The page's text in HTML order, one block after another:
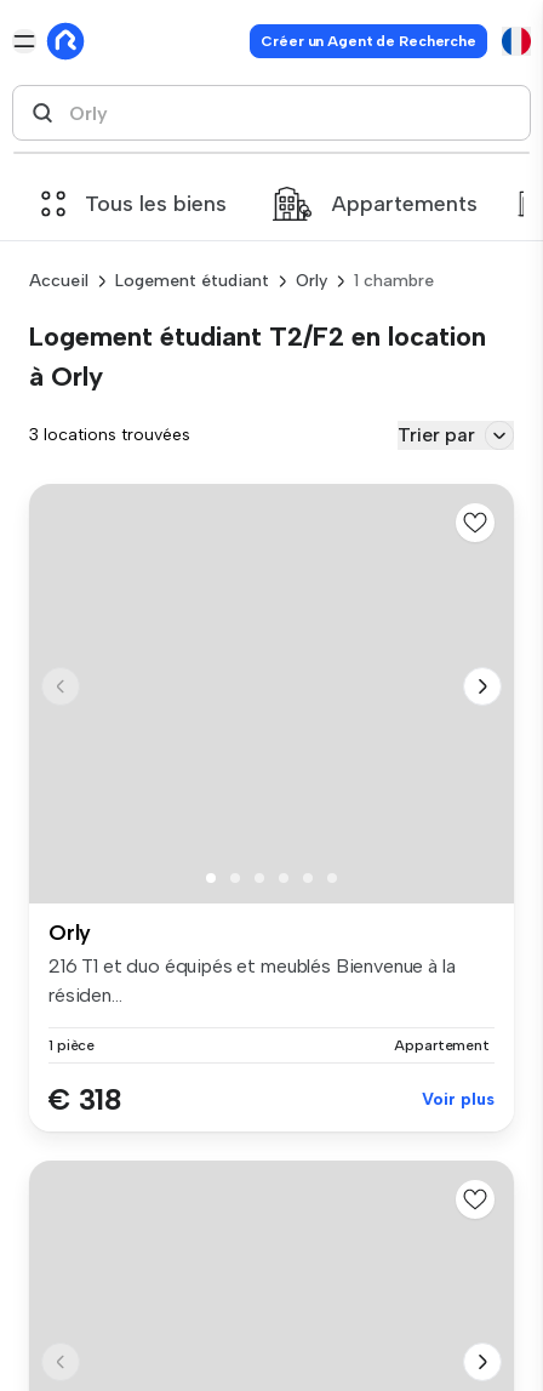
Créer un Agent de Recherche
Tous les biens Appartements
Accueil Logement étudiant Orly 1 chambre
Logement étudiant T2/F2 en location
à Orly
3 locations trouvées Trier par
Orly
216 T1 et duo équipés et meublés Bienvenue à la
résiden...
1 pièce Appartement
€ 318 Voir plus